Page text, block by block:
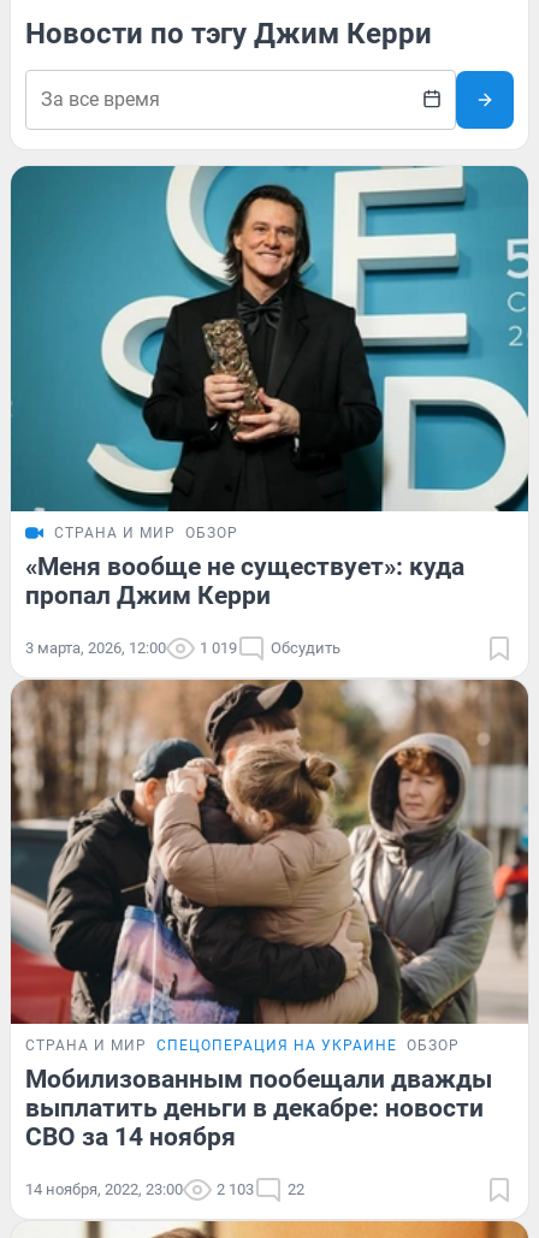
Новости по тэгу Джим Керри
СТРАНА И МИР ОБЗОР
«Меня вообще не существует»: куда
пропал Джим Керри
3 марта, 2026, 12:00 1 019 Обсудить
СТРАНА И МИР СПЕЦОПЕРАЦИЯ НА УКРАИНЕ ОБЗОР
Мобилизованным пообещали дважды
выплатить деньги в декабре: новости
СВО за 14 ноября
14 ноября, 2022, 23:00 2 103 22